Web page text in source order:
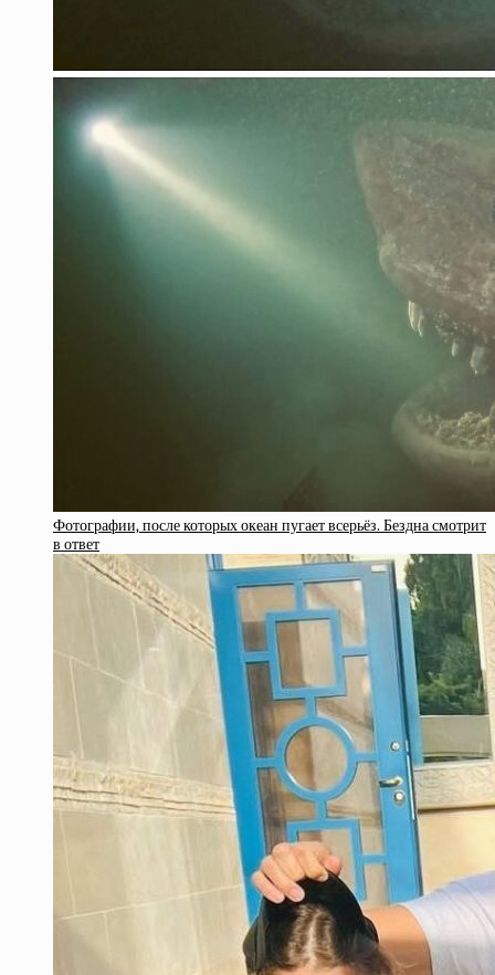
Фотографии, после которых океан пугает всерьёз. Бездна смотрит
в ответ